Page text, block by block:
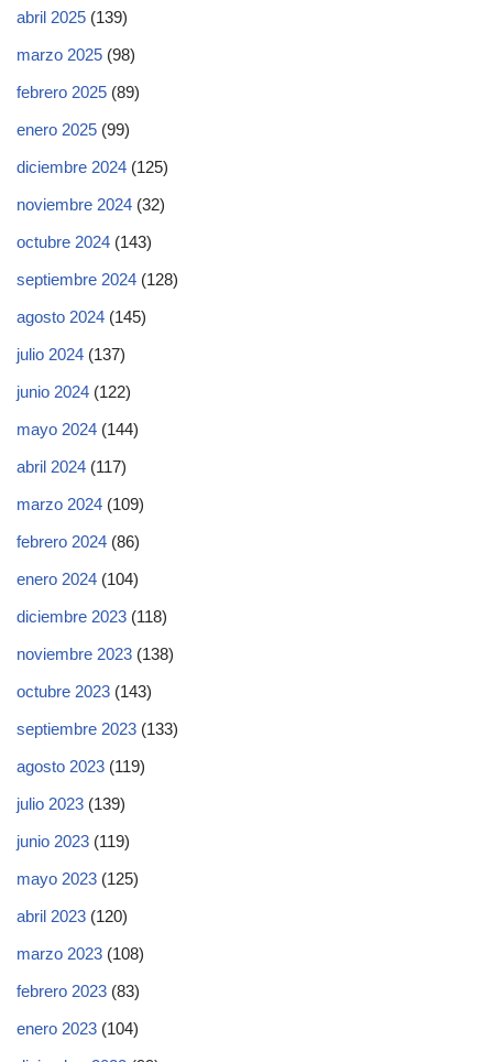
abril 2025 (139)
marzo 2025 (98)
febrero 2025 (89)
enero 2025 (99)
diciembre 2024 (125)
noviembre 2024 (32)
octubre 2024 (143)
septiembre 2024 (128)
agosto 2024 (145)
julio 2024 (137)
junio 2024 (122)
mayo 2024 (144)
abril 2024 (117)
marzo 2024 (109)
febrero 2024 (86)
enero 2024 (104)
diciembre 2023 (118)
noviembre 2023 (138)
octubre 2023 (143)
septiembre 2023 (133)
agosto 2023 (119)
julio 2023 (139)
junio 2023 (119)
mayo 2023 (125)
abril 2023 (120)
marzo 2023 (108)
febrero 2023 (83)
enero 2023 (104)